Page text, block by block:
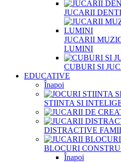
JUCARII
JUCARII
LUMINI
CUBURI SI
EDUCATIVE
Înapoi
STIINTA SI
DISTRACTIVE
BLOCURI
Înapoi